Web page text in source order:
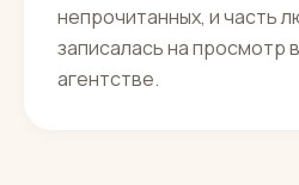
непрочитанных, и часть
записалась на просмотр
агентстве.